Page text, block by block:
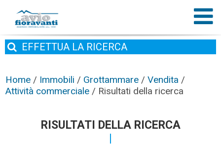
EFFETTUA LA RICERCA
Home / Immobili / Grottammare /Vendita /
Attività commerciale / Risultati della ricerca
RISULTATI DELLA RICERCA